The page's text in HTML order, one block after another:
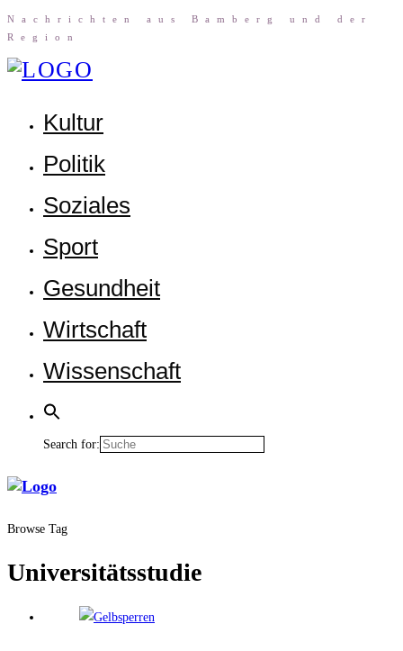
Nach­rich­ten aus Bam­berg und der
Region
Kul­tur
Poli­tik
Sozia­les
Sport
Gesund­heit
Wirt­schaft
Wis­sen­schaft
Search for:
Browse Tag
Universitätsstudie